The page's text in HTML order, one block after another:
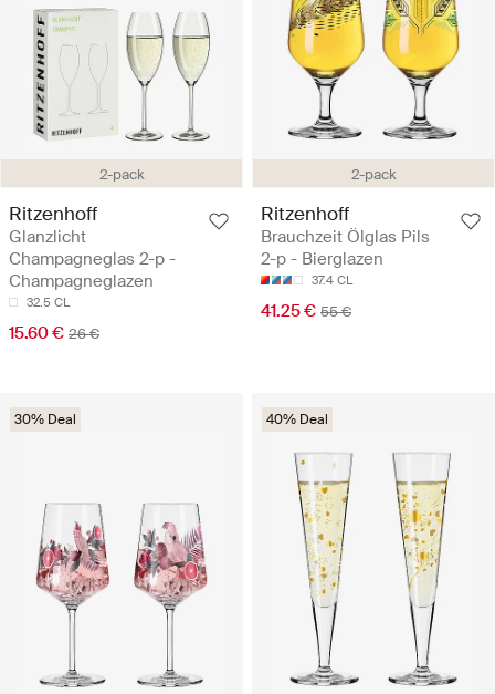
2-pack
Ritzenhoff
Glanzlicht
Champagneglas 2-p -
Champagneglazen
32.5 CL
15.60 € 26 €
2-pack
Ritzenhoff
Brauchzeit Ölglas Pils
2-p - Bierglazen
37.4 CL
41.25 € 55 €
30% Deal 40% Deal